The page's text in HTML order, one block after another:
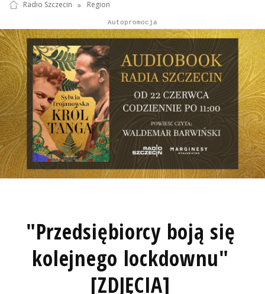
Radio Szczecin » Region
Reklama
Autopromocja
"Przedsiębiorcy boją się
kolejnego lockdownu"
[ZDJĘCIA]